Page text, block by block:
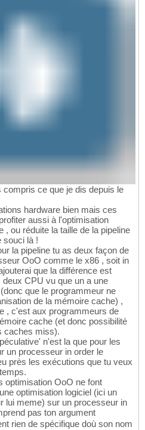
ce que je dis depuis le
hardware bien mais ces
aussi à l'optimisation
ou réduite la taille de la pipeline
souci là !
la pipeline tu as deux façon de
OoO comme le x86 , soit in
que la différence est
CPU vu que un a une
que le programmeur ne
de la mémoire cache) ,
, c'est aux programmeurs de
cache (et donc possibilité
caches miss).
n'est la que pour les
un processeur in order le
près les exécutions que tu veux
optimisation OoO ne font
optimisation logiciel (ici un
lui meme) sur un processeur in
pas ton argument
rien de spécifique doù son nom